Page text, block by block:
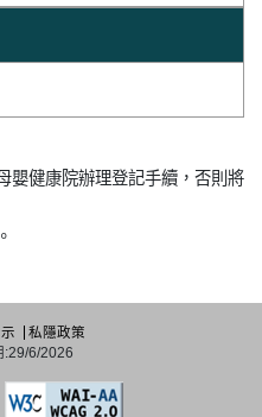
嬰健康院辦理登記手續，否則將
私隱政策
:29/6/2026